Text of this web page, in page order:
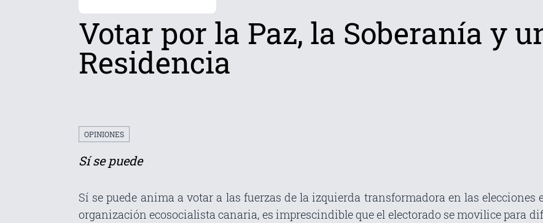
Votar por la Paz, la Soberanía y
Residencia
OPINIONES
Sí se puede
Sí se puede anima a votar a las fuerzas de la izquierda transformadora en las
organización ecosocialista canaria, es imprescindible que el electorado se movilice para